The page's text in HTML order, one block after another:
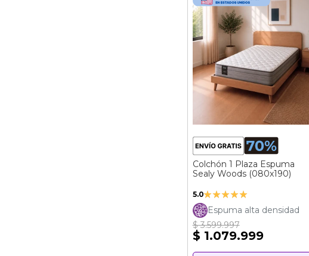
Colchón 1 Plaza Espuma
Sealy Woods (080x190)
5.0Valoración:
100%
Espuma alta densidad
$ 3.599.997
$ 1.079.999